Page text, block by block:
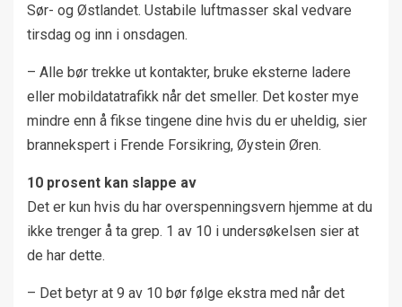
Sør- og Østlandet. Ustabile luftmasser skal vedvare
tirsdag og inn i onsdagen.
– Alle bør trekke ut kontakter, bruke eksterne ladere
eller mobildatatrafikk når det smeller. Det koster mye
mindre enn å fikse tingene dine hvis du er uheldig, sier
brannekspert i Frende Forsikring, Øystein Øren.
10 prosent kan slappe av
Det er kun hvis du har overspenningsvern hjemme at du
ikke trenger å ta grep. 1 av 10 i undersøkelsen sier at
de har dette.
– Det betyr at 9 av 10 bør følge ekstra med når det